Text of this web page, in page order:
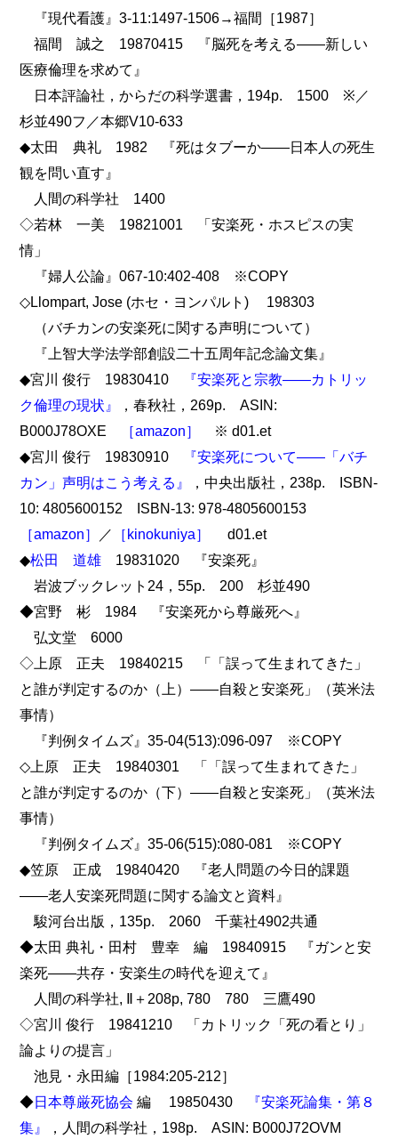
『現代看護』3-11:1497-1506→福間［1987］
福間 誠之 19870415 『脳死を考える――新しい
医療倫理を求めて』
日本評論社，からだの科学選書，194p. 1500 ※／
杉並490フ／本郷V10-633
◆太田 典礼 1982 『死はタブーか――日本人の死生
観を問い直す』
人間の科学社 1400
◇若林 一美 19821001 「安楽死・ホスピスの実
情」
『婦人公論』067-10:402-408 ※COPY
◇Llompart, Jose (ホセ・ヨンパルト) 198303
（バチカンの安楽死に関する声明について）
『上智大学法学部創設二十五周年記念論文集』
◆宮川 俊行 19830410
『安楽死と宗教――カトリッ
ク倫理の現状』
，春秋社，269p. ASIN:
B000J78OXE
［amazon］
※ d01.et
◆宮川 俊行 19830910
『安楽死について――「バチ
カン」声明はこう考える』
，中央出版社，238p. ISBN-
10: 4805600152 ISBN-13: 978-4805600153
［amazon］
／ ［kinokuniya］
d01.et
◆松田 道雄 19831020 『安楽死』
岩波ブックレット24，55p. 200 杉並490
◆宮野 彬 1984 『安楽死から尊厳死へ』
弘文堂 6000
◇上原 正夫 19840215 「「誤って生まれてきた」
と誰が判定するのか（上）――自殺と安楽死」（英米法
事情）
『判例タイムズ』35-04(513):096-097 ※COPY
◇上原 正夫 19840301 「「誤って生まれてきた」
と誰が判定するのか（下）――自殺と安楽死」（英米法
事情）
『判例タイムズ』35-06(515):080-081 ※COPY
◆笠原 正成 19840420 『老人問題の今日的課題
――老人安楽死問題に関する論文と資料』
駿河台出版，135p. 2060 千葉社4902共通
◆太田 典礼・田村 豊幸 編 19840915 『ガンと安
楽死――共存・安楽生の時代を迎えて』
人間の科学社, Ⅱ＋208p, 780 780 三鷹490
◇宮川 俊行 19841210 「カトリック「死の看とり」
論よりの提言」
池見・永田編［1984:205-212］
◆日本尊厳死協会 編 19850430
『安楽死論集・第８
集』
，人間の科学社，198p. ASIN: B000J72OVM